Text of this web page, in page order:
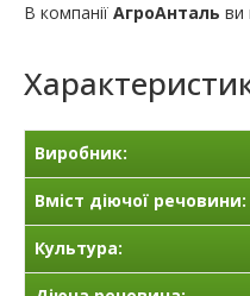
В компанії АгроАнталь ви
Виробник:
Вміст діючої речовини:
Культура: